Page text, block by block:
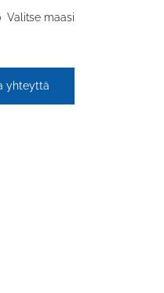
Valitse maasi
yhteyttä